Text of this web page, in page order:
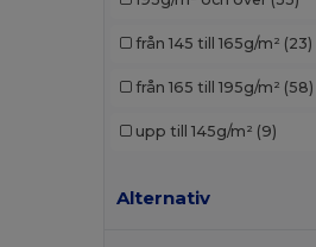
Russell (9)
från 145 till 165g/m² (23)
från 165 till 195g/m² (58)
upp till 145g/m² (9)
Alternativ